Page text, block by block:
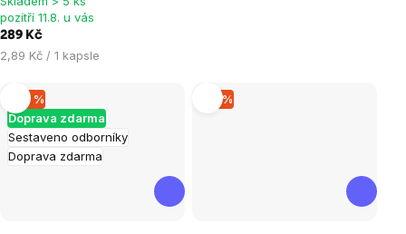
hvězdiček.
pozítří 11.8. u vás
289 Kč
Měrná
2,89 Kč / 1 kapsle
Sestaveno odborníky
Doprava zdarma
Doprava zdarma
–20 % –15 %